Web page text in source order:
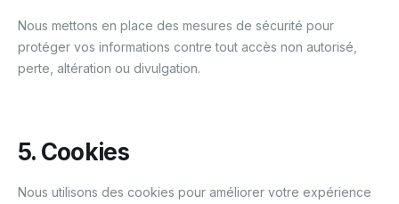
Nous mettons en place des mesures de sécurité pour
protéger vos informations contre tout accès non autorisé,
perte, altération ou divulgation.
5. Cookies
Nous utilisons des cookies pour améliorer votre expérience